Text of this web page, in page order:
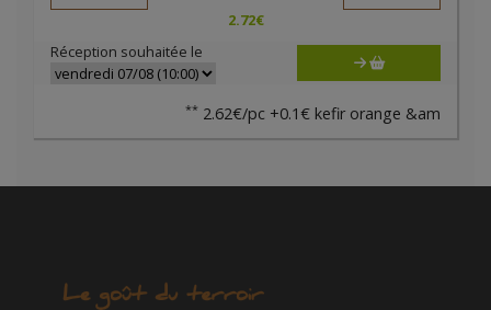
2.72€
Réception souhaitée le
** 2.62€/pc +0.1€ kefir orange &am